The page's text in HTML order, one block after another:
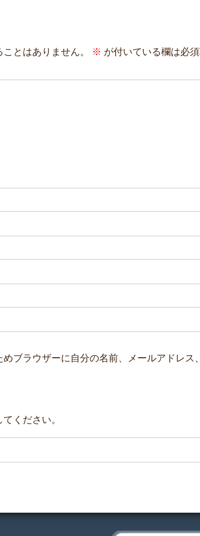
とはありません。 ※ が付いている欄は必
ブラウザーに自分の名前、メールアドレス
ください。